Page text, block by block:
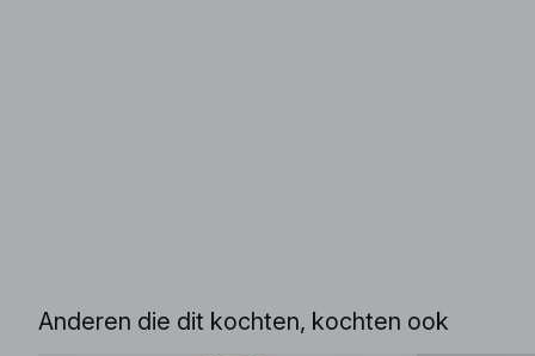
Anderen die dit kochten, kochten ook